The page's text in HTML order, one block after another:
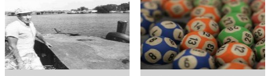
公共安全。实际上动物涉足人类社会越频繁，由此引发的潜在危
险性就越显著。